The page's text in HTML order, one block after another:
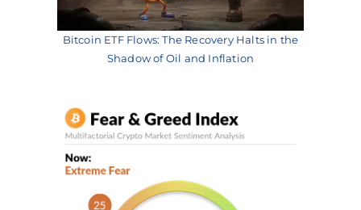
Bitcoin ETF Flows: The Recovery Halts in the
Shadow of Oil and Inflation